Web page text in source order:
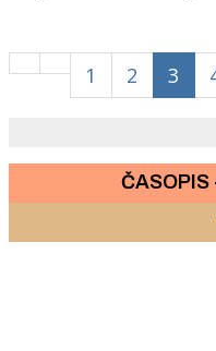
1 2 3
ČASOPIS